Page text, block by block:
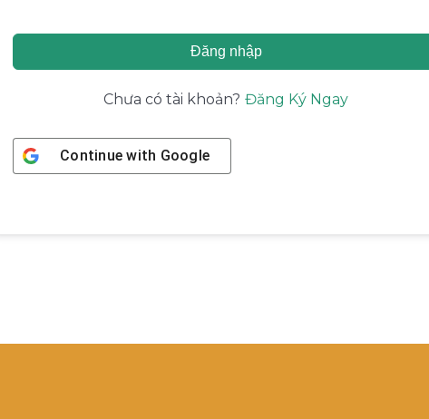
Đăng nhập
Chưa có tài khoản? Đăng Ký Ngay
Continue with Google